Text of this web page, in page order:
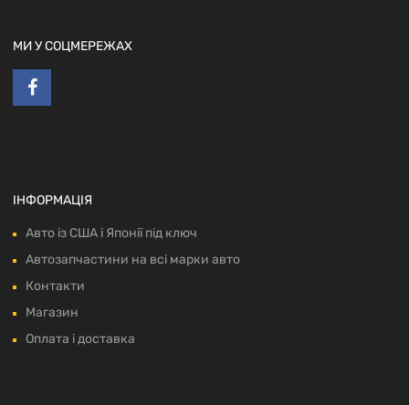
МИ У СОЦМЕРЕЖАХ
ІНФОРМАЦІЯ
Авто із США і Японії під ключ
Автозапчастини на всі марки авто
Контакти
Магазин
Оплата і доставка